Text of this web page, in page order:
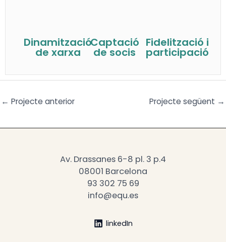
Dinamització
de xarxa
Captació
de socis
Fidelització i
participació
← Projecte anterior Projecte següent →
Av. Drassanes 6-8 pl. 3 p.4
08001 Barcelona
93 302 75 69
info@equ.es
linkedIn